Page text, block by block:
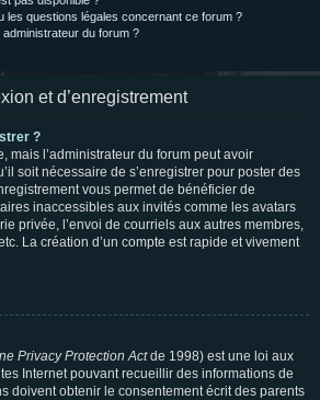
les questions légales concernant ce forum ?
du forum ?
et d’enregistrement
?
mais l’administrateur du forum peut avoir
soit nécessaire de s’enregistrer pour poster des
vous permet de bénéficier de
inaccessibles aux invités comme les avatars
privée, l’envoi de courriels aux autres membres,
La création d’un compte est rapide et vivement
Privacy Protection Actde 1998) est une loi aux
Internet pouvant recueillir des informations de
doivent obtenir le consentement écrit des parents